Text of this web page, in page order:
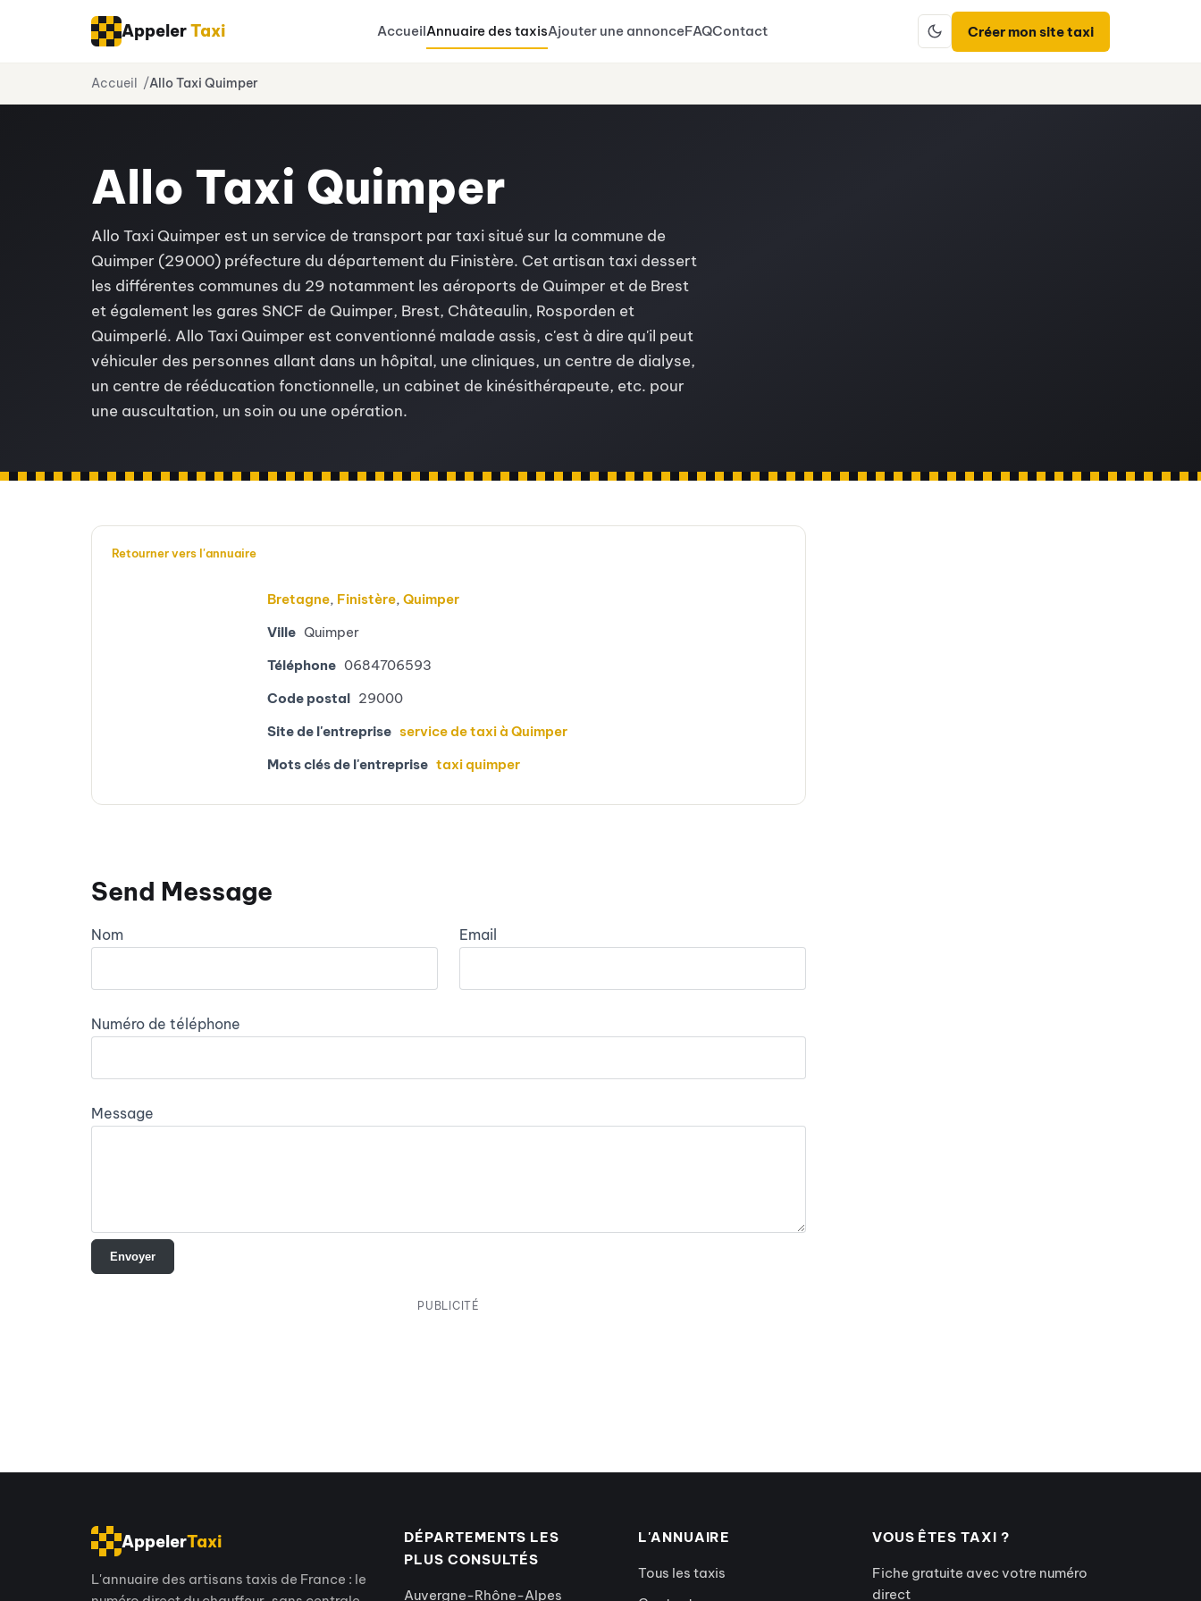
AppelerTaxi AccueilAnnuaire des taxisAjouter une annonceFAQContact Créer mon site taxi
Accueil Allo Taxi Quimper
Allo Taxi Quimper
Allo Taxi Quimper est un service de transport par taxi situé sur la commune de
Quimper (29000) préfecture du département du Finistère. Cet artisan taxi dessert
les différentes communes du 29 notamment les aéroports de Quimper et de Brest
et également les gares SNCF de Quimper, Brest, Châteaulin, Rosporden et
Quimperlé. Allo Taxi Quimper est conventionné malade assis, c'est à dire qu'il peut
véhiculer des personnes allant dans un hôpital, une cliniques, un centre de dialyse,
un centre de rééducation fonctionnelle, un cabinet de kinésithérapeute, etc. pour
une auscultation, un soin ou une opération.
Retourner vers l'annuaire
Bretagne, Finistère, Quimper
Ville Quimper
Téléphone 0684706593
Code postal 29000
Site de l'entreprise service de taxi à Quimper
Mots clés de l'entreprise taxi quimper
Send Message
Nom Email
Numéro de téléphone
Message
PUBLICITÉ
AppelerTaxi
L'annuaire des artisans taxis de France : le
DÉPARTEMENTS LES
PLUS CONSULTÉS
Auvergne-Rhône-Alpes
L'ANNUAIRE
Tous les taxis
VOUS ÊTES TAXI ?
Fiche gratuite avec votre numéro
direct